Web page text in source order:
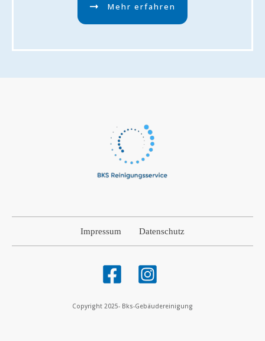
Mehr erfahren
Impressum Datenschutz
Copyright 2025- Bks-Gebäudereinigung